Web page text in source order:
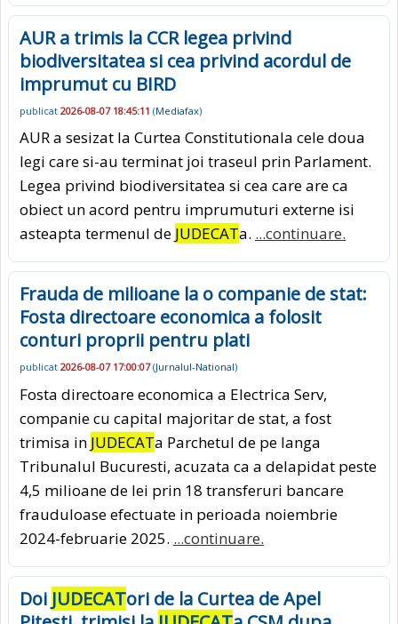
AUR a trimis la CCR legea privind
biodiversitatea si cea privind acordul de
imprumut cu BIRD
publicat 2026-08-07 18:45:11 (Mediafax)
AUR a sesizat la Curtea Constitutionala cele doua
legi care si-au terminat joi traseul prin Parlament.
Legea privind biodiversitatea si cea care are ca
obiect un acord pentru imprumuturi externe isi
asteapta termenul de JUDECATa. ...continuare.
Frauda de milioane la o companie de stat:
Fosta directoare economica a folosit
conturi proprii pentru plati
publicat 2026-08-07 17:00:07(Jurnalul-National)
Fosta directoare economica a Electrica Serv,
companie cu capital majoritar de stat, a fost
trimisa in JUDECATa Parchetul de pe langa
Tribunalul Bucuresti, acuzata ca a delapidat peste
4,5 milioane de lei prin 18 transferuri bancare
frauduloase efectuate in perioada noiembrie
2024-februarie 2025. ...continuare.
Doi JUDECATori de la Curtea de Apel